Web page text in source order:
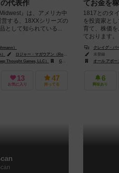
ワイルド・ヘブン（Wild Heaven）
代表作
』は、アメリカ中
する、18XXシリーズの
として知られている...
）
ロジャー・マガウアン（Rodger B. MacGowan）
Thought Games, LLC）
GMTゲームズ（GMT Games）
13
お気に入り
47
持ってる
てお金を
1817とのタ
を投資家と
育て、株価
ております
クレイグ・バ
未登録
オール アボー
6
興味あり